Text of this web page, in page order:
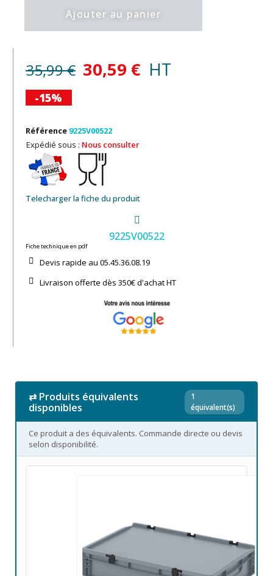
Ajouter au panier
35,99 € 30,59 € HT
-15%
Référence 9225V00522
Expédié sous : Nous consulter
Telecharger la fiche du produit
9225V00522
Fiche technique en pdf
Devis rapide au 05.45.36.08.19​
Livraison offerte dès 350€ d'achat​ HT
⇄ Produits équivalents
disponibles
1
équivalent(s)
Ce produit a des équivalents. Commande directe ou devis
selon disponibilité.